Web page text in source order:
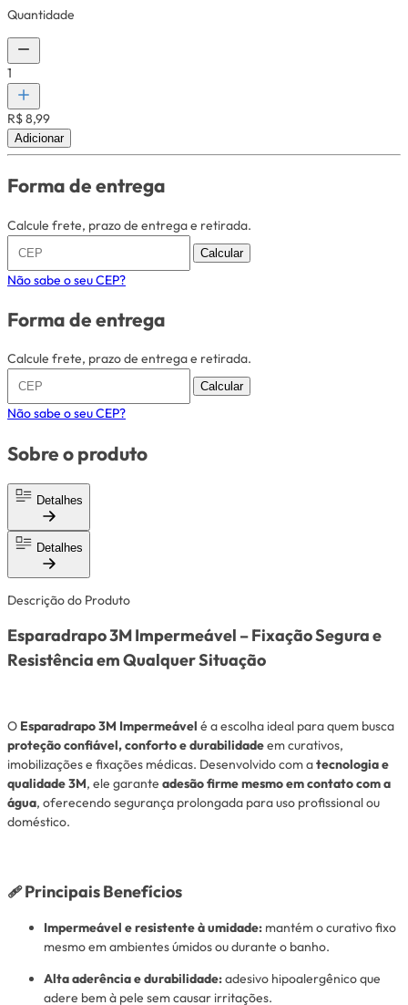
Quantidade
1
R$ 8,99
Adicionar
Forma de entrega
Calcule frete, prazo de entrega e retirada.
Calcular
Não sabe o seu CEP?
Forma de entrega
Calcule frete, prazo de entrega e retirada.
Calcular
Não sabe o seu CEP?
Sobre o produto
Detalhes
Detalhes
Descrição do Produto
Esparadrapo 3M Impermeável – Fixação Segura e
Resistência em Qualquer Situação
O Esparadrapo 3M Impermeável é a escolha ideal para quem busca
proteção confiável, conforto e durabilidadeem curativos,
imobilizações e fixações médicas. Desenvolvido com atecnologia e
qualidade 3M, ele garante adesão firme mesmo em contato com a
água, oferecendo segurança prolongada para uso profissional ou
doméstico.
🩹 Principais Benefícios
Impermeável e resistente à umidade: mantém o curativo fixo
mesmo em ambientes úmidos ou durante o banho.
Alta aderência e durabilidade:adesivo hipoalergênico que
adere bem à pele sem causar irritações.